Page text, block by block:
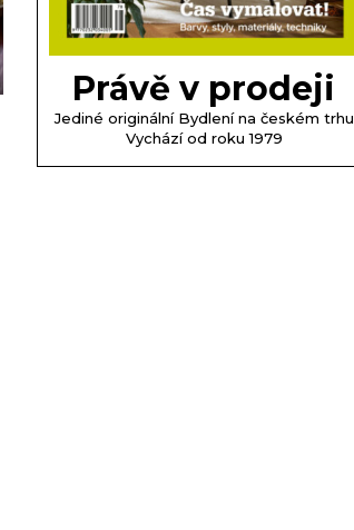
Právě v prodeji
Jediné originální Bydlení na českém trhu
Vychází od roku 1979